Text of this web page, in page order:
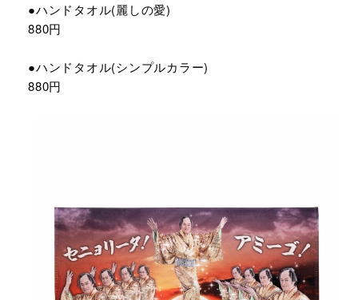
●ハンドタオル(麗しの愛)
880円
●ハンドタオル(シンプルカラー)
880円